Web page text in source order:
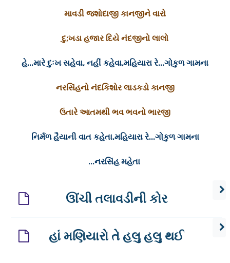
માવડી જશોદાજી કાનજીને વારો
દુ;ખડા હજાર દિયે નંદજીનો લાલો
હે...મારે દુઃખ સહેવા, નહીં કહેવા,મહિયારા રે...ગોકુળ ગામના
નરસિંહનો નંદકિશોર લાડકડો કાનજી
ઉતારે આતમથી ભવ ભવનો ભારજી
નિર્મળ હૈયાની વાત કહેતા,મહિયારા રે...ગોકુળ ગામના
...નરસિંહ મહેતા
ઊંચી તલાવડીની કોર
હાં મણિયારો તે હલુ હલુ થઈ